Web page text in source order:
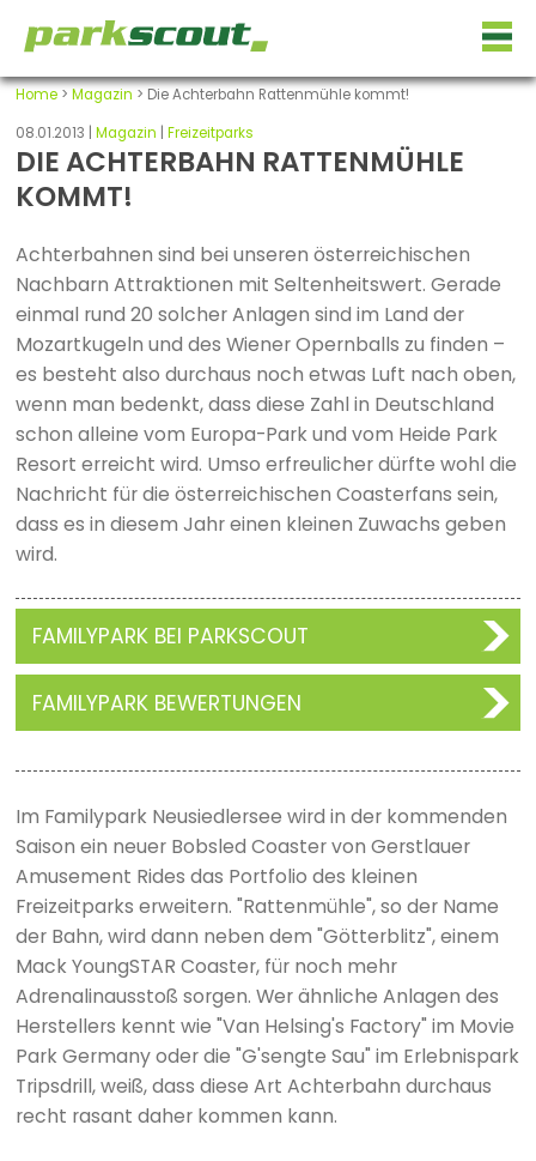
Home> Magazin > Die Achterbahn Rattenmühle kommt!
08.01.2013 | Magazin Freizeitparks
DIE ACHTERBAHN RATTENMÜHLE
KOMMT!
Achterbahnen sind bei unseren österreichischen
Nachbarn Attraktionen mit Seltenheitswert. Gerade
einmal rund 20 solcher Anlagen sind im Land der
Mozartkugeln und des Wiener Opernballs zu finden –
es besteht also durchaus noch etwas Luft nach oben,
wenn man bedenkt, dass diese Zahl in Deutschland
schon alleine vom Europa-Park und vom Heide Park
Resort erreicht wird. Umso erfreulicher dürfte wohl die
Nachricht für die österreichischen Coasterfans sein,
dass es in diesem Jahr einen kleinen Zuwachs geben
wird.
FAMILYPARK BEI PARKSCOUT
FAMILYPARK BEWERTUNGEN
Im Familypark Neusiedlersee wird in der kommenden
Saison ein neuer Bobsled Coaster von Gerstlauer
Amusement Rides das Portfolio des kleinen
Freizeitparks erweitern. "Rattenmühle", so der Name
der Bahn, wird dann neben dem "Götterblitz", einem
Mack YoungSTAR Coaster, für noch mehr
Adrenalinausstoß sorgen. Wer ähnliche Anlagen des
Herstellers kennt wie "Van Helsing's Factory" im Movie
Park Germany oder die "G'sengte Sau" im Erlebnispark
Tripsdrill, weiß, dass diese Art Achterbahn durchaus
recht rasant daher kommen kann.